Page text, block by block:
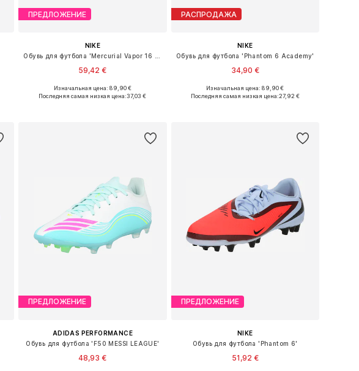
ПРЕДЛОЖЕНИЕ
NIKE
59,42 €
Доступные размеры: 42, 42,5, 44, 44,5, 45
Изначальная цена: 89,90 €
Последняя самая низкая цена:37,03 €
РАСПРОДАЖА
NIKE
Обувь для футбола 'Phantom 6 Academy'
34,90 €
Доступные размеры: 44,5
Изначальная цена: 89,90 €
Последняя самая низкая цена:27,92 €
ПРЕДЛОЖЕНИЕ
ADIDAS PERFORMANCE
Обувь для футбола 'F50 MESSI LEAGUE'
48,93 €
ПРЕДЛОЖЕНИЕ
NIKE
Обувь для футбола 'Phantom 6'
51,92 €